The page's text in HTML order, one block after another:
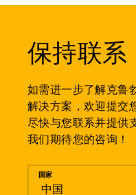
保持联系
如需进一步了解克鲁
解决方案，欢迎提交
尽快与您联系并提供
我们期待您的咨询！
留言
国家